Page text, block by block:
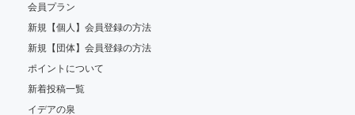
会員プラン
新規【個人】会員登録の方法
新規【団体】会員登録の方法
ポイントについて
新着投稿一覧
イデアの泉